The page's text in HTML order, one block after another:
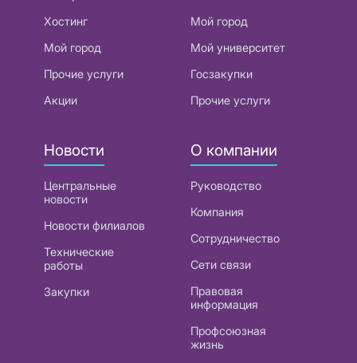
Хостинг
Мой город
Прочие услуги
Акции
Мой город
Мой университет
Госзакупки
Прочие услуги
Новости
Центральные
новости
Новости филиалов
Технические
работы
Закупки
О компании
Руководство
Компания
Сотрудничество
Сети связи
Правовая
информация
Профсоюзная
жизнь